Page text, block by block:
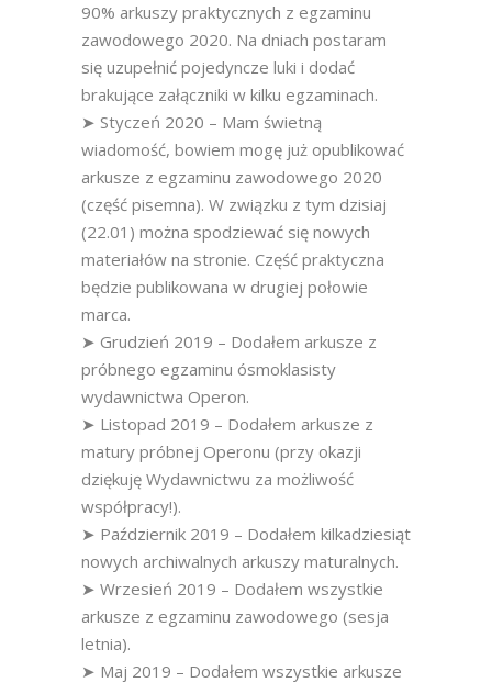
90% arkuszy praktycznych z egzaminu
zawodowego 2020. Na dniach postaram
się uzupełnić pojedyncze luki i dodać
brakujące załączniki w kilku egzaminach.
➤ Styczeń 2020 – Mam świetną
wiadomość, bowiem mogę już opublikować
arkusze z egzaminu zawodowego 2020
(część pisemna). W związku z tym dzisiaj
(22.01) można spodziewać się nowych
materiałów na stronie. Część praktyczna
będzie publikowana w drugiej połowie
marca.
➤ Grudzień 2019 – Dodałem arkusze z
próbnego egzaminu ósmoklasisty
wydawnictwa Operon.
➤ Listopad 2019 – Dodałem arkusze z
matury próbnej Operonu (przy okazji
dziękuję Wydawnictwu za możliwość
współpracy!).
➤ Październik 2019 – Dodałem kilkadziesiąt
nowych archiwalnych arkuszy maturalnych.
➤ Wrzesień 2019 – Dodałem wszystkie
arkusze z egzaminu zawodowego (sesja
letnia).
➤ Maj 2019 – Dodałem wszystkie arkusze